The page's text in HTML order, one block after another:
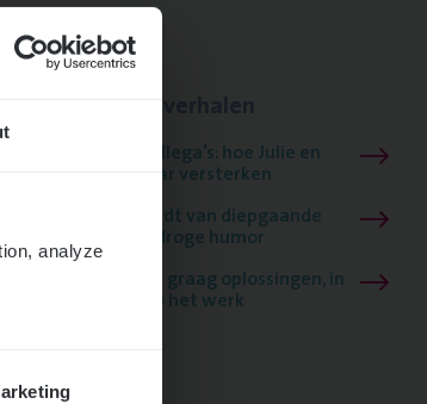
analyze
Meer dan collega’s: hoe Julie en
Aurélie elkaar versterken
Mathias houdt van diepgaande
dossiers én droge humor
Thalia zoekt graag oplossingen, in
games én op het werk